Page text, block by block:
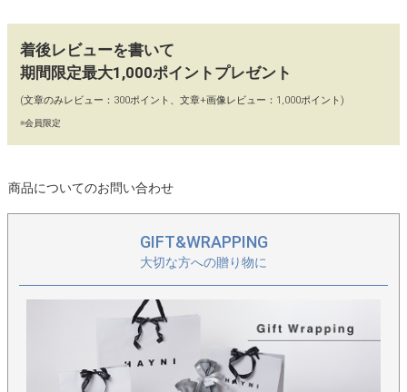
【カラー】
ラベンダー、ピンク、イエロー、ホワイト×グリーン
【90日間 交換・返品保証】
当店ではイメージ違い、初期不良による返品、カラー交換、不具
【保存に便利な不織布付き】
保存に便利な、HAYNIロゴ入りの不織布に商品をお入れし、丁寧
に梱包してお届けいたします。
＞形違いのトートやポーチなど、他のルルアナシリーズはこちら
着後レビューを書いて
期間限定最大1,000ポイントプレゼント
(文章のみレビュー：300ポイント、文章+画像レビュー：1,000ポイント)
※会員限定
商品についてのお問い合わせ
GIFT&WRAPPING
大切な方への贈り物に